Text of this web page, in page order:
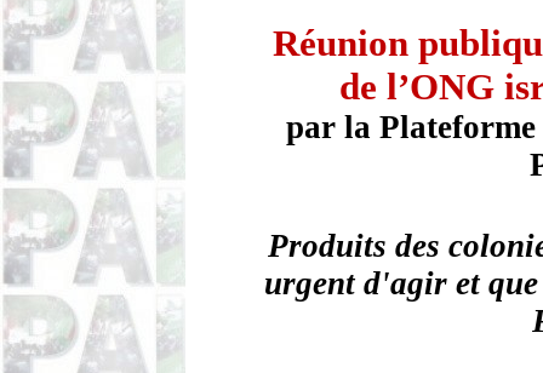
Réunion
de l’ONG
par la
Produits des
urgent d'agir et